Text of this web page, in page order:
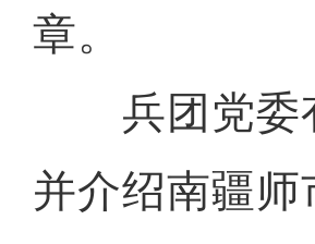
章。
兵团党委
并介绍南疆